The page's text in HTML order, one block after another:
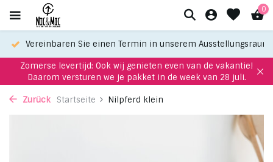
0
Vereinbaren Sie einen Termin in unserem Ausstellungsraum
Zomerse levertijd: Ook wij genieten even van de vakantie!
Daarom versturen we je pakket in de week van 28 juli.
Zurück Startseite Nilpferd klein